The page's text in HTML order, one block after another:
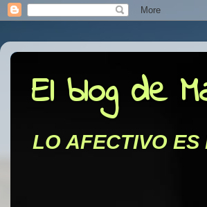
El blog de
LO AFECTIVO ES